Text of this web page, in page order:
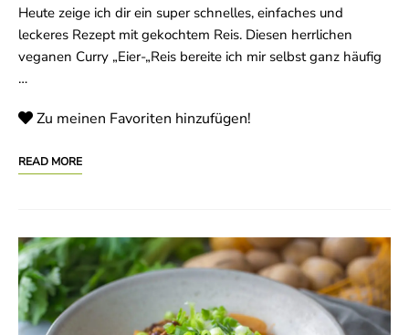
Heute zeige ich dir ein super schnelles, einfaches und
leckeres Rezept mit gekochtem Reis. Diesen herrlichen
veganen Curry „Eier-„Reis bereite ich mir selbst ganz häufig
…
Zu meinen Favoriten hinzufügen!
READ MORE